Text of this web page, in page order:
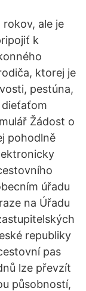
ale je
k
ktorej je
pestúna,
Žádost o
pohodlně
úřadu
na Úřadu
republiky
pas
lze převzít
působností,